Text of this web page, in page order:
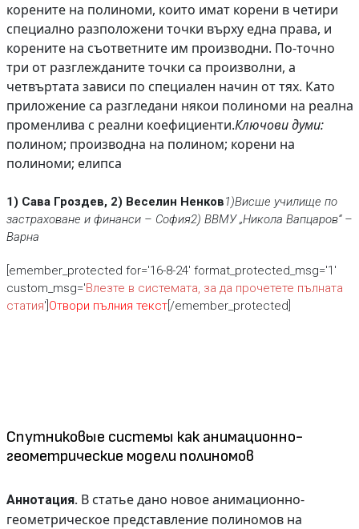
корените на полиноми, които имат корени в четири
специално разположени точки върху една права, и
корените на съответните им производни. По-точно
три от разглежданите точки са произволни, а
четвъртата зависи по специален начин от тях. Като
приложение са разгледани някои полиноми на реална
променлива с реални коефициенти.Ключови думи:
полином; производна на полином; корени на
полиноми; елипса
1) Сава Гроздев, 2) Веселин Ненков1)Висше училище по
застраховане и финанси – София2) ВВМУ „Никола Вапцаров“ –
Варна
[emember_protected for='16-8-24' format_protected_msg='1'
custom_msg='Влезте в системата, за да прочетете пълната
статия'] Отвори пълния текст[/emember_protected]
Спутниковые системы как анимационно-
геометрические модели полиномов
Аннотация.В статье дано новое анимационно-
геометрическое представление полиномов на